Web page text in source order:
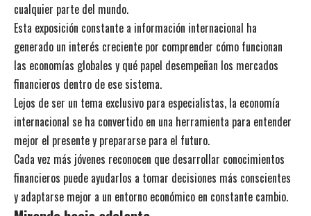
cualquier parte del mundo.
Esta exposición constante a información internacional ha
generado un interés creciente por comprender cómo funcionan
las economías globales y qué papel desempeñan los mercados
financieros dentro de ese sistema.
Lejos de ser un tema exclusivo para especialistas, la economía
internacional se ha convertido en una herramienta para entender
mejor el presente y prepararse para el futuro.
Cada vez más jóvenes reconocen que desarrollar conocimientos
financieros puede ayudarlos a tomar decisiones más conscientes
y adaptarse mejor a un entorno económico en constante cambio.